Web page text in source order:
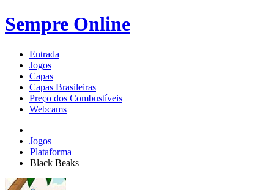
Sempre Online
Entrada
Jogos
Capas
Capas Brasileiras
Preço dos Combustíveis
Webcams
Jogos
Plataforma
Black Beaks